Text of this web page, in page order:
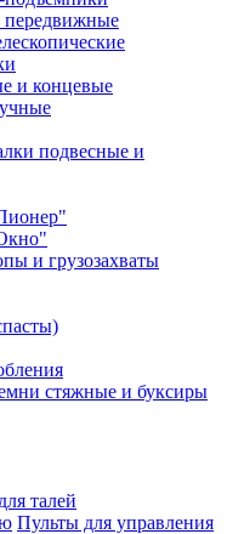
и концевые
подвесные и
и грузозахваты
стяжные и буксиры
талей
Пульты для управления